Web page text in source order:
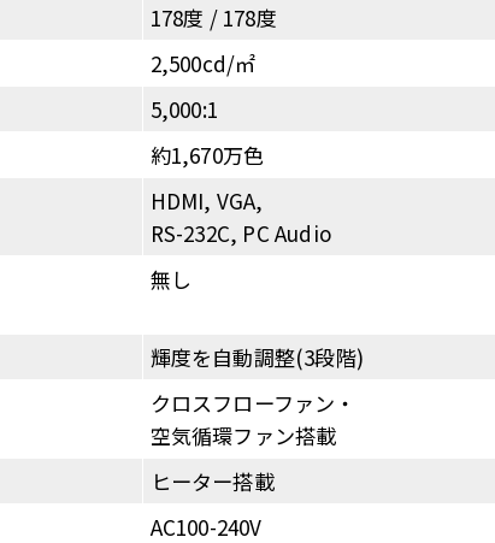
178度 / 178度
2,500cd/㎡
5,000:1
約1,670万色
HDMI, VGA,
RS-232C, PC Audio
無し
輝度を自動調整(3段階)
クロスフローファン・
空気循環ファン搭載
ヒーター搭載
AC100-240V